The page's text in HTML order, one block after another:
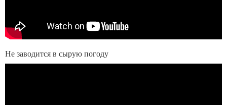
Не заводится в сырую погоду